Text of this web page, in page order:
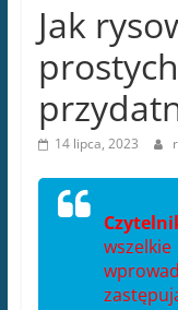
Jak
14 lipca, 2023